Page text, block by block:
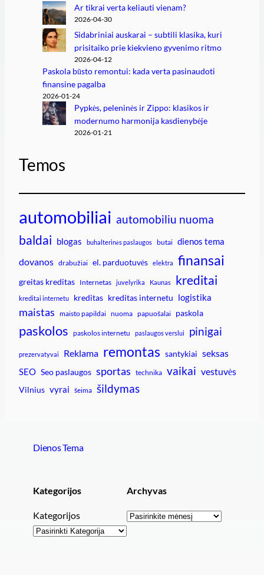
Ar tikrai verta keliauti vienam?
2026-04-30
Sidabriniai auskarai – subtili klasika, kuri
prisitaiko prie kiekvieno gyvenimo ritmo
2026-04-12
Paskola būsto remontui: kada verta pasinaudoti
finansine pagalba
2026-01-24
Pypkės, peleninės ir Zippo: klasikos ir
modernumo harmonija kasdienybėje
2026-01-21
Temos
automobiliai automobiliu nuoma
baldai blogas buhalterinės paslaugos butai dienos tema
dovanos drabužiai el. parduotuvės elektra finansai
greitas kreditas Internetas juvelyrika Kaunas kreditai
kreditai internetu kreditas kreditas internetu logistika
maistas maisto papildai nuoma papuošalai paskola
paskolos paskolos internetu paslaugos verslui pinigai
prezervatyvai Reklama remontas santykiai seksas
SEO Seo paslaugos sportas technika vaikai vestuvės
Vilnius vyrai šeima šildymas
Dienos Tema
Kategorijos
Kategorijos
Archyvas
Archyvai